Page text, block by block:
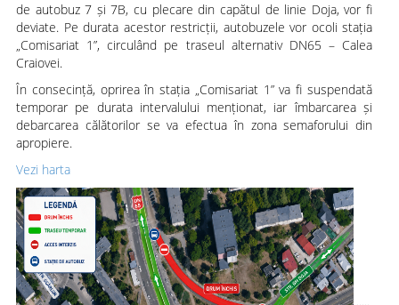
de autobuz 7 și 7B, cu plecare din capătul de linie Doja, vor fi
deviate. Pe durata acestor restricții, autobuzele vor ocoli stația
„Comisariat 1”, circulând pe traseul alternativ DN65 – Calea
Craiovei.
În consecință, oprirea în stația „Comisariat 1” va fi suspendată
temporar pe durata intervalului menționat, iar îmbarcarea și
debarcarea călătorilor se va efectua în zona semaforului din
apropiere.
Vezi harta